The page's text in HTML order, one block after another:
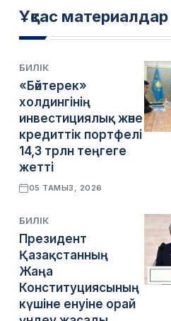
Ұқсас материалдар
БИЛІК
«Бәйтерек»
холдингінің
инвестициялық және
кредиттік портфелі
14,3 трлн теңгеге
жетті
05 ТАМЫЗ, 2026
БИЛІК
Президент
Қазақстанның
Жаңа
Конституциясының
күшіне енуіне орай